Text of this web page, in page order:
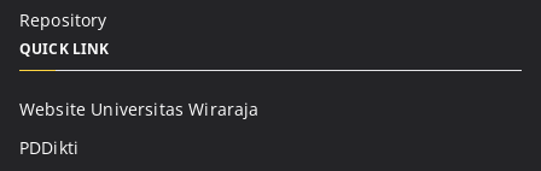
Repository
QUICK LINK
Website Universitas Wiraraja
PDDikti